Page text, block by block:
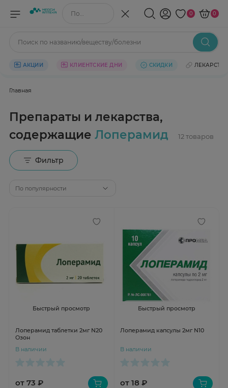
Поиск по названию/веществу 0 0
Поиск по названию/веществу/болезни
АКЦИИ КЛИЕНТСКИЕ ДНИ СКИДКИ ЛЕКАРСТВА
Главная
Препараты и лекарства,
содержащие Лоперамид
Фильтр
По популярности
Быстрый просмотр
Лоперамид таблетки 2мг N20
Озон
В наличии
от 73 ₽
Быстрый просмотр
Лоперамид капсулы 2мг N10
В наличии
от 18 ₽